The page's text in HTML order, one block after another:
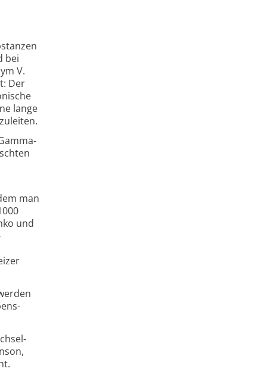
bei
V.
Der
lange
man
und